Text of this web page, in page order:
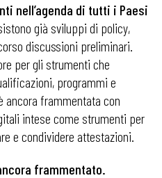
nell’agenda di tutti i Paesi
già sviluppi di policy,
discussioni preliminari.
per gli strumenti che
programmi e
ancora frammentata con
intese come strumenti per
e condividere attestazioni.
frammentato.